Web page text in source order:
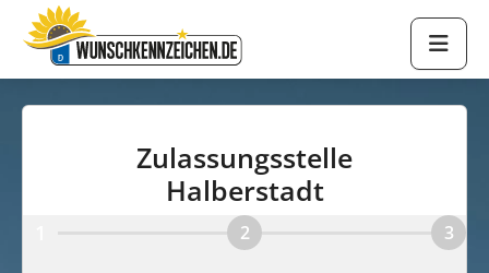
Zulassungsstelle
Halberstadt